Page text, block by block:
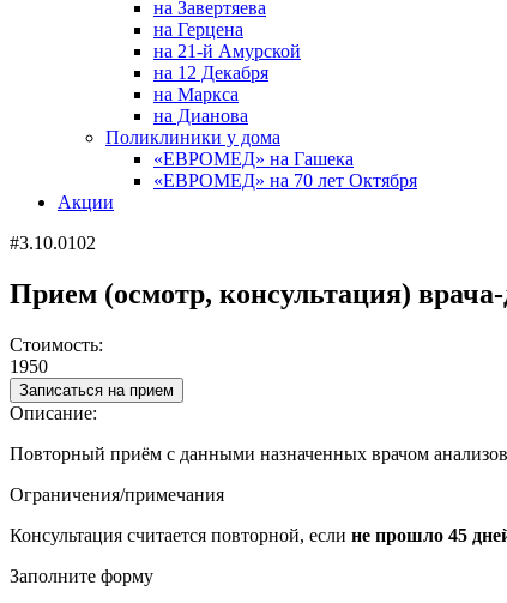
на Завертяева
на Герцена
на 21-й Амурской
на 12 Декабря
на Маркса
на Дианова
Поликлиники у дома
«ЕВРОМЕД» на Гашека
«ЕВРОМЕД» на 70 лет Октября
Акции
#3.10.0102
Прием (осмотр, консультация)
Стоимость:
1950
Записаться на прием
Описание:
Повторный приём с данными назначенных врачом
Ограничения/примечания
Консультация считается повторной, если не прошло 45
Заполните форму